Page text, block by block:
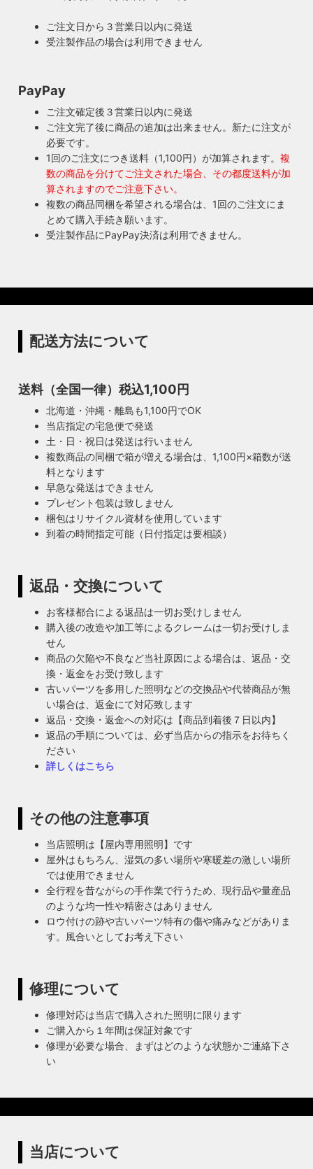
連絡ください！ハンドメイド照明やアンティーク照明は修理
が心配とよくお声を頂きますが、当店では器具を製作した本
◆もっと詳しく見る
近く前のソケットも安心してお使い頂けます。
ご注文日から３営業日以内に発送
受注製作品の場合は利用できません
PayPay
ご注文確定後３営業日以内に発送
ご注文完了後に商品の追加は出来ません。新たに注文が
必要です。
1回のご注文につき送料（1,100円）が加算されます。 複
数の商品を分けてご注文された場合、その都度送料が加
算されますのでご注意下さい。
複数の商品同梱を希望される場合は、1回のご注文にま
とめて購入手続き願います。
受注製作品にPayPay決済は利用できません。
配送方法について
送料（全国一律）税込1,100円
北海道・沖縄・離島も1,100円でOK
当店指定の宅急便で発送
土・日・祝日は発送は行いません
複数商品の同梱で箱が増える場合は、1,100円×箱数が送
料となります
早急な発送はできません
プレゼント包装は致しません
梱包はリサイクル資材を使用しています
到着の時間指定可能（日付指定は要相談）
返品・交換について
お客様都合による返品は一切お受けしません
購入後の改造や加工等によるクレームは一切お受けしま
せん
商品の欠陥や不良など当社原因による場合は、返品・交
換・返金をお受け致します
古いパーツを多用した照明などの交換品や代替商品が無
い場合は、返金にて対応致します
返品・交換・返金への対応は【商品到着後７日以内】
返品の手順については、必ず当店からの指示をお待ちく
ださい
詳しくはこちら
その他の注意事項
当店照明は【屋内専用照明】です
屋外はもちろん、湿気の多い場所や寒暖差の激しい場所
では使用できません
全行程を昔ながらの手作業で行うため、現行品や量産品
のような均一性や精密さはありません
ロウ付けの跡や古いパーツ特有の傷や痛みなどがありま
す。風合いとしてお考え下さい
修理について
修理対応は当店で購入された照明に限ります
ご購入から１年間は保証対象です
修理が必要な場合、まずはどのような状態かご連絡下さ
い
当店について